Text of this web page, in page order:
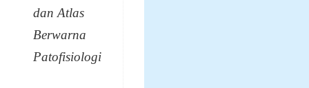
dan Atlas
Berwarna
Patofisiologi